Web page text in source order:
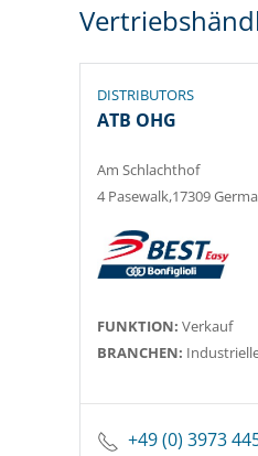
DISTRIBUTORS
ATB OHG
Am Schlachthof
4 Pasewalk,17309
FUNKTION: Verkauf
BRANCHEN:
+49 (0) 3973